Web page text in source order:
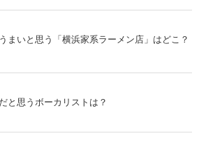
まいと思う「横浜家系ラーメン店」はどこ？
と思うボーカリストは？